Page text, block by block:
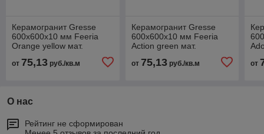
Керамогранит Gresse
600х600х10 мм Feeria
Orange yellow мат.
GTF457
от 75,13 руб./кв.м
Керамогранит Gresse
600х600х10 мм Feeria
Action green мат.
GTF471
от 75,13руб./кв.м от
О нас
Рейтинг не сформирован